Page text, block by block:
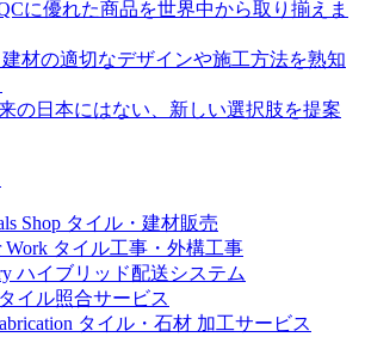
に優れた商品を世界中から取り揃えま
建材の適切なデザインや施工方法を熟知
の日本にはない、新しい選択肢を提案
Shop タイル・建材販売
Work タイル工事・外構工事
ハイブリッド配送システム
タイル照合サービス
タイル・石材 加工サービス